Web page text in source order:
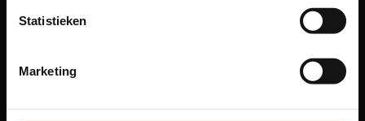
Statistieken
Marketing